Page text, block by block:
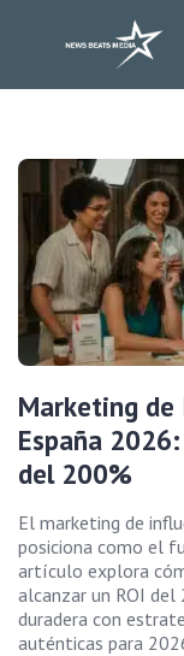
Marketing de
España
del 200%
El marketing de
posiciona como el
artículo explora
alcanzar un ROI
duradera con
auténticas para